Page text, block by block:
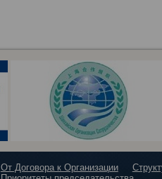
От Договора к Организации